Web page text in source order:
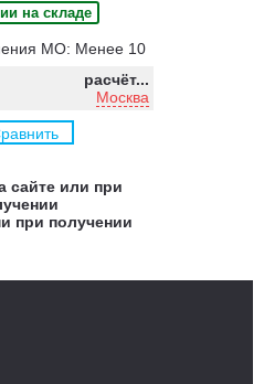
на складе
МО: Менее 10
расчёт...
Москва